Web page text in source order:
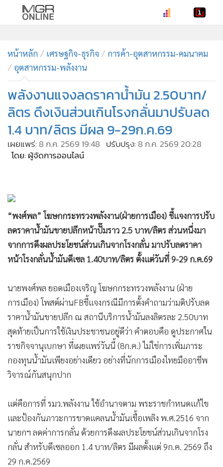
• ทันเหตุการณ์
• ภาคใต้
• ภูมิภาค
• Online Section
• บันเทิง
• ผู้จัดการรายวัน
• คอลัมนิสต์
ละคร
• Cyber BIZ
ผู้จัดกวน
Good health & Well-being
Green Innovation & SD
Management & HR
• Infographic
• การเมือง
• ท่องเที่ยว
• กีฬา
• ต่างประเทศ
• Special Scoop
• เศรษฐกิจ-ธุรกิจ
• ชุมชน-คุณภาพชีวิต
• อาชญากรรม
• Motoring
หน้าหลัก เศรษฐกิจ-ธุรกิจ
การค้า-อุตสาหกรรม-คมนาคม
อุตสาหกรรม-พลังงาน
พลังงานแจงลดราคาน้ำมัน 2.50บาท/
ลิตร ดึงเงินส่วนเกินโรงกลั่นมาปรับลด
1.4 บาท/ลิตร มีผล 9-29ก.ค.69
เผยแพร่: 8 ก.ค. 2569 19:48 ปรับปรุง: 8 ก.ค. 2569 20:28
โดย: ผู้จัดการออนไลน์
“พงศ์พล” โฆษกกระทรวงพลังงาน(ฝ่ายการเมือง) ชี้แจงการปรับ
ลดราคาน้ำมันขายปลีกหน้าปั๊มราว 2.5 บาท/ลิตร ส่วนหนึ่งมา
จากการดึงผลประโยชน์ส่วนเกินจากโรงกลั่น มาปรับลดราคา
หน้าโรงกลั่นน้ำมันดีเซล 1.40บาท/ลิตร ตั้งแต่วันที่ 9-29 ก.ค.69
นายพงศ์พล ยอดเมืองเจริญ โฆษกกระทรวงพลังงาน (ฝ่าย
การเมือง) โพสต์ผ่านFBชี้แจงกรณีมีการตั้งคำถามว่ามติปรับลด
ราคาน้ำมันขายปลีก ณ สถานีบริการน้ำมันลงลิตรละ 2.50บาท
สุดท้ายเป็นการใช้เงินประชาชนอยู่ดีว่า คำตอบคือ ดูประกาศใน
ราชกิจจานุเบกษา ที่เผยแพร่วันนี้ (8ก.ค.) ไม่ใช่การเพิ่มภาระ
กองทุนน้ำมันเพียงอย่างเดียว อย่างที่นักการเมืองไทยมืออาชีพ
วิจารณ์กันสนุกปาก
แต่คือการที่ รมว.พลังงาน ใช้อำนาจตาม พระราชกำหนดแก้ไข
และป้องกันภาวะการขาดแคลนน้ำมันเชื้อเพลิง พ.ศ.2516 จาก
นายกฯ ลดค่าการกลั่น ด้วยการดึงผลประโยชน์ส่วนเกินจากโรง
กลั่น สำหรับดีเซลออก 1.4 บาท/ลิตร มีผลตั้งแต่ 9ก.ค. 2569 ถึง
29 ก.ค.2569